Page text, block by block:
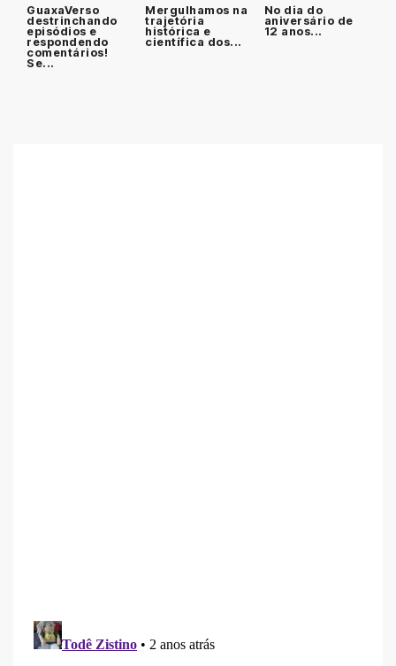
GuaxaVerso
destrinchando
episódios e
respondendo
comentários!
Se...
Mergulhamos na
trajetória
histórica e
científica dos...
No dia do
aniversário de
12 anos...